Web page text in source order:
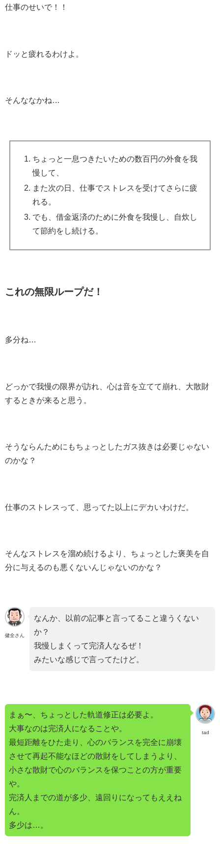
仕事のせいで！！
ドッと疲れるわけよ。
そんななかね…
ちょっと一息つきたいための数百円の外食を我
慢して、
また次の日、仕事でストレスを受けてさらに疲
れる。
でも、借金返済のために外食を我慢し、自炊し
て節約をし続ける。
これの無限ループだ！
多分ね…
どっかで我慢の限界が訪れ、心は音を立てて崩れ、大散財
するときが来ると思う。
そうならんためにもちょっとしたガス抜きは必要じゃない
のかな？
仕事のストレスって、思ってた以上にデカいわけだ。
そんなストレスを溜め続けるより、ちょっとした褒美を自
分に与えるのも悪くないんじゃないのかな？
健全さん
なんか、以前の記事と言ってること違うくない
か？
我慢しまくって完済人なるぜ！
みたいな感じで言ってたけど。
tad
まぁ〜、ちょっとした軌道修正は必要よ。
大事なのは完済人になることや。
最短距離をひた走り、心のバランスを完全に崩壊
させて再起不能なほどの散財をしてしまうより、
小さな散財で心のバランスを保つことの方が重要
や。
完済人までの道が多少、遠回りになってもええね
ん。
多少は…。